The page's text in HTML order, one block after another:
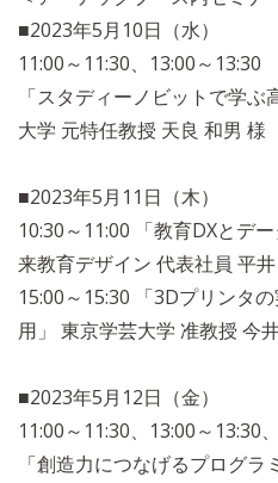
■2023年5月10日（水）
11:00～11:30、13:00～13:30
「スタディーノビットで学
大学 元特任教授 天良 和男 様
■2023年5月11日（木）
10:30～11:00 「教育DXとデ
来教育デザイン 代表社員 平
15:00～15:30 「3Dプリンタ
用」 東京学芸大学 准教授 今
■2023年5月12日（金）
11:00～11:30、13:00～13:30
「創造力につなげるプログラ